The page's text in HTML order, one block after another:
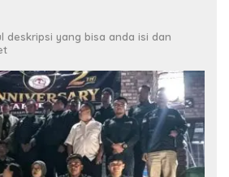
deskripsi yang bisa anda isi dan